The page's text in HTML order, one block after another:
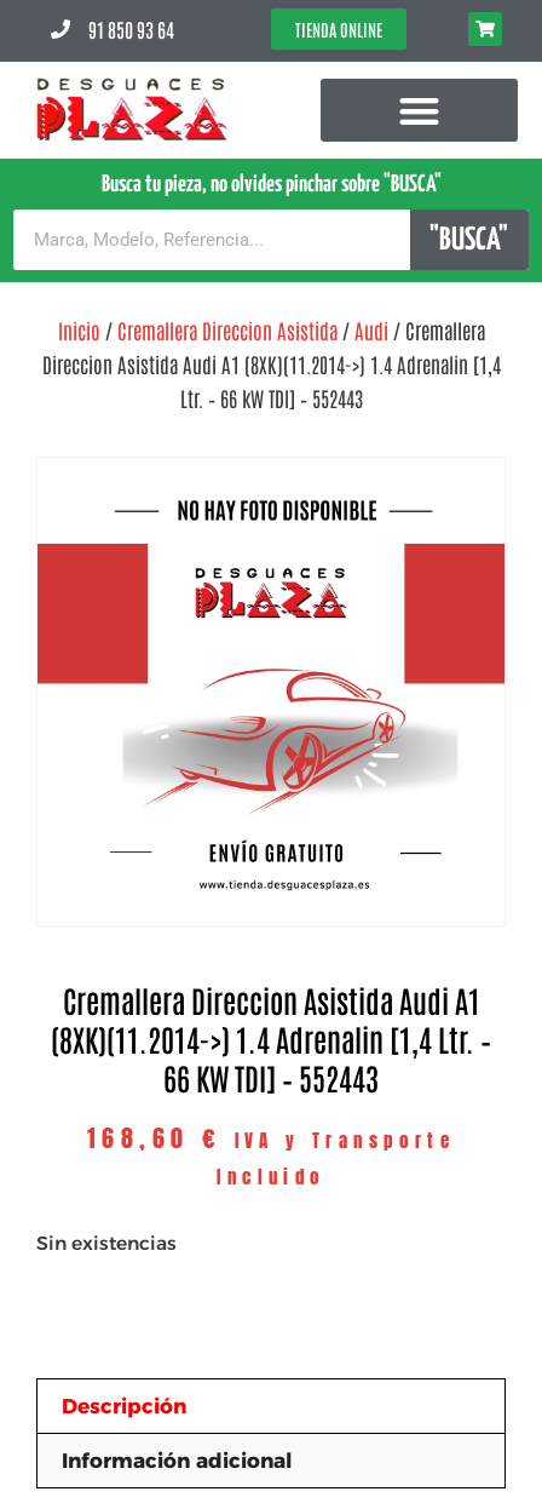
91 850 93 64 TIENDA ONLINE
Busca tu pieza, no olvides pinchar sobre "BUSCA"
"BUSCA"
Inicio / Cremallera Direccion Asistida/ Audi / Cremallera
Direccion Asistida Audi A1 (8XK)(11.2014->) 1.4 Adrenalin [1,4
Ltr. – 66 kW TDI] – 552443
Cremallera Direccion Asistida Audi A1
(8XK)(11.2014->) 1.4 Adrenalin [1,4 Ltr. –
66 KW TDI] – 552443
168,60 €
IVA y Transporte
Incluido
Sin existencias
Descripción
Información adicional